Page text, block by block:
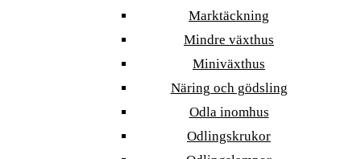
Marktäckning
Mindre växthus
Miniväxthus
Näring och gödsling
Odla inomhus
Odlingskrukor